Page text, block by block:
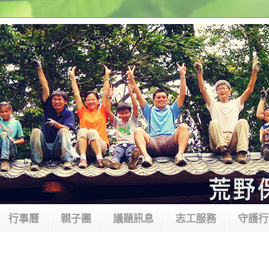
行事曆 親子團 議題訊息 志工服務 守護